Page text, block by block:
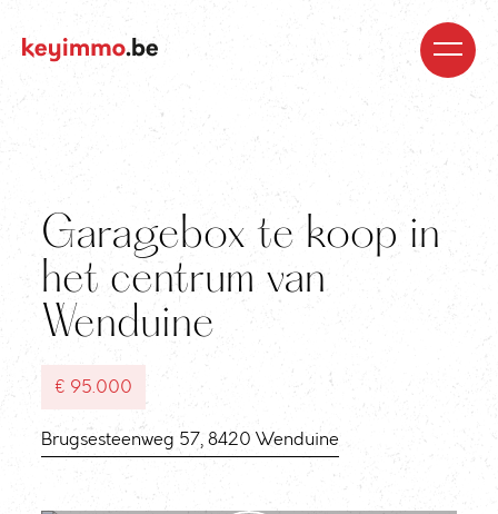
Garagebox te koop in
het centrum van
Wenduine
€ 95.000
Brugsesteenweg 57, 8420 Wenduine